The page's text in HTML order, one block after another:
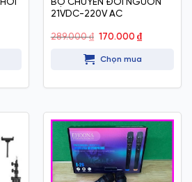
BỘ CHUYỂN ĐỔI NGUỒN
21VDC-220V AC
289.000₫ Giá
289.000 ₫.
170.000 ₫Giá
là:
Chọn mua